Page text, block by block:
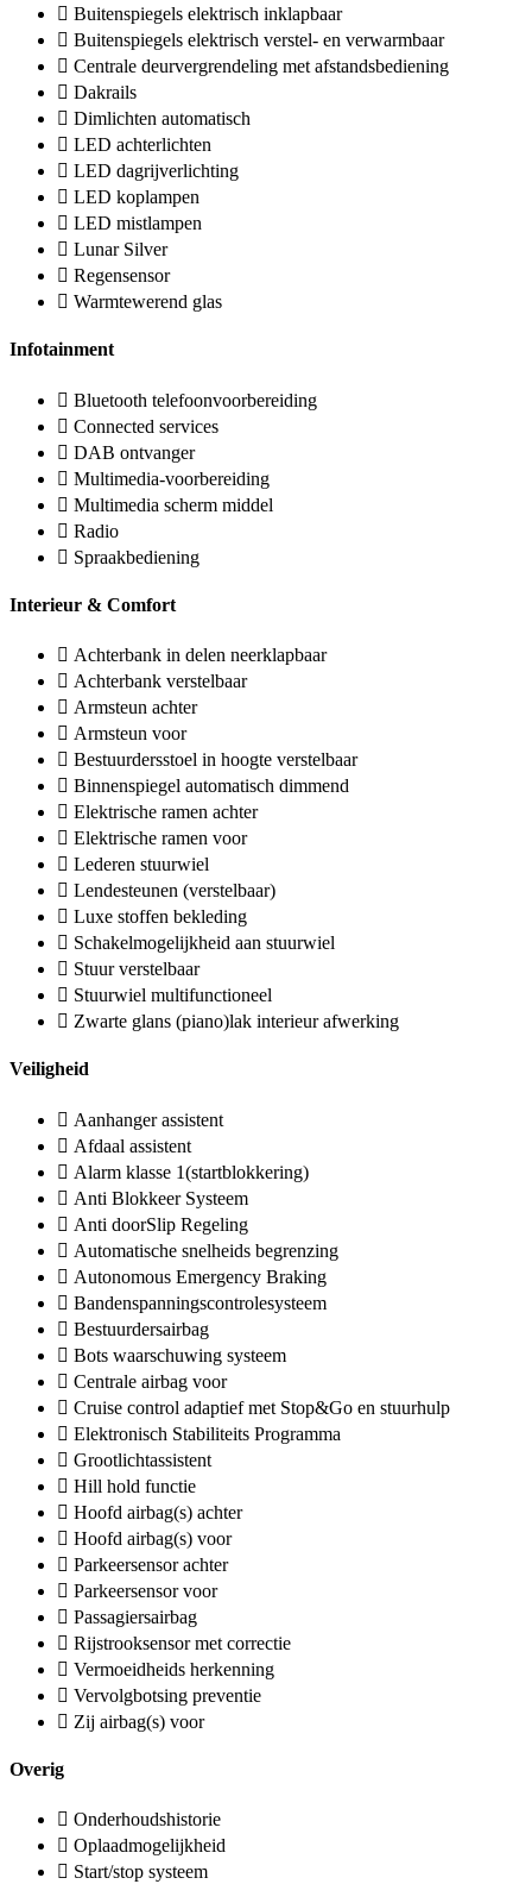
Buitenspiegels elektrisch inklapbaar
Buitenspiegels elektrisch verstel- en verwarmbaar
Centrale deurvergrendeling met afstandsbediening
Dakrails
Dimlichten automatisch
LED achterlichten
LED dagrijverlichting
LED koplampen
LED mistlampen
Lunar Silver
Regensensor
Warmtewerend glas
Infotainment
Bluetooth telefoonvoorbereiding
Connected services
DAB ontvanger
Multimedia-voorbereiding
Multimedia scherm middel
Radio
Spraakbediening
Interieur & Comfort
Achterbank in delen neerklapbaar
Achterbank verstelbaar
Armsteun achter
Armsteun voor
Bestuurdersstoel in hoogte verstelbaar
Binnenspiegel automatisch dimmend
Elektrische ramen achter
Elektrische ramen voor
Lederen stuurwiel
Lendesteunen (verstelbaar)
Luxe stoffen bekleding
Schakelmogelijkheid aan stuurwiel
Stuur verstelbaar
Stuurwiel multifunctioneel
Zwarte glans (piano)lak interieur afwerking
Veiligheid
Aanhanger assistent
Afdaal assistent
Alarm klasse 1(startblokkering)
Anti Blokkeer Systeem
Anti doorSlip Regeling
Automatische snelheids begrenzing
Autonomous Emergency Braking
Bandenspanningscontrolesysteem
Bestuurdersairbag
Bots waarschuwing systeem
Centrale airbag voor
Cruise control adaptief met Stop&Go en stuurhulp
Elektronisch Stabiliteits Programma
Grootlichtassistent
Hill hold functie
Hoofd airbag(s) achter
Hoofd airbag(s) voor
Parkeersensor achter
Parkeersensor voor
Passagiersairbag
Rijstrooksensor met correctie
Vermoeidheids herkenning
Vervolgbotsing preventie
Zij airbag(s) voor
Overig
Onderhoudshistorie
Oplaadmogelijkheid
Start/stop systeem